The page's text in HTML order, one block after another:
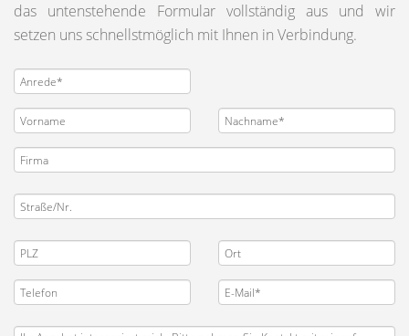
das untenstehende Formular vollständig aus und wir
setzen uns schnellstmöglich mit Ihnen in Verbindung.